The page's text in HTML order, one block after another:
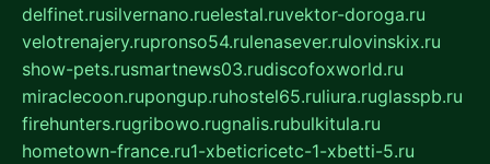
delfinet.rusilvernano.ruelestal.ruvektor-doroga.ru
velotrenajery.rupronso54.rulenasever.rulovinskix.ru
show-pets.rusmartnews03.rudiscofoxworld.ru
miraclecoon.rupongup.ruhostel65.ruliura.ruglasspb.ru
firehunters.rugribowo.rugnalis.rubulkitula.ru
hometown-france.ru1-xbeticricetc-1-xbetti-5.ru